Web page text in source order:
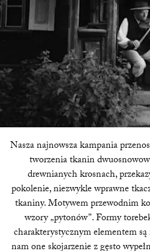
Nasza najnowsza kampania
tworzenia tkanin
drewnianych krosnach,
pokolenie, niezwykle wprawne
tkaniny. Motywem przewodnim
wzory „pytonów”. Formy
charakterystycznym elementem
nam one skojarzenie z gęsto